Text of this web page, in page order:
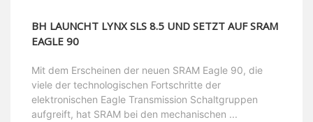
BH LAUNCHT LYNX SLS 8.5 UND SETZT AUF SRAM
EAGLE 90
Mit dem Erscheinen der neuen SRAM Eagle 90, die
viele der technologischen Fortschritte der
elektronischen Eagle Transmission Schaltgruppen
aufgreift, hat SRAM bei den mechanischen ...